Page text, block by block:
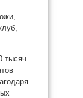
тысяч